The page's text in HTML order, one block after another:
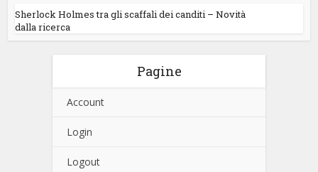
Sherlock Holmes tra gli scaffali dei canditi – Novità
dalla ricerca
Pagine
Account
Login
Logout